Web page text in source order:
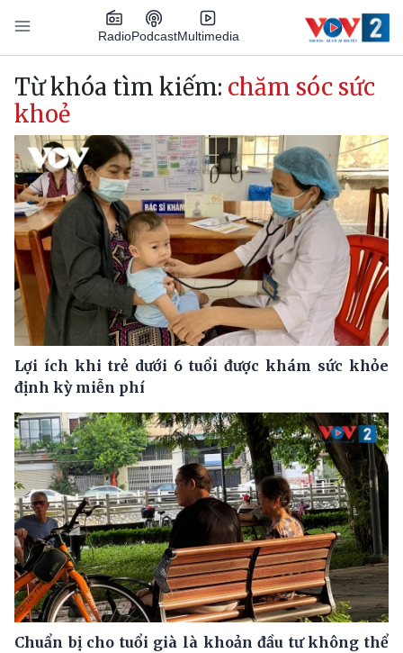
Nhảy đến nội dung
RadioPodcastMultimedia
Main navigation
Từ khóa tìm kiếm: chăm sóc sức
khoẻ
Lợi ích khi trẻ dưới 6 tuổi được khám sức khỏe
định kỳ miễn phí
Chuẩn bị cho tuổi già là khoản đầu tư không thể